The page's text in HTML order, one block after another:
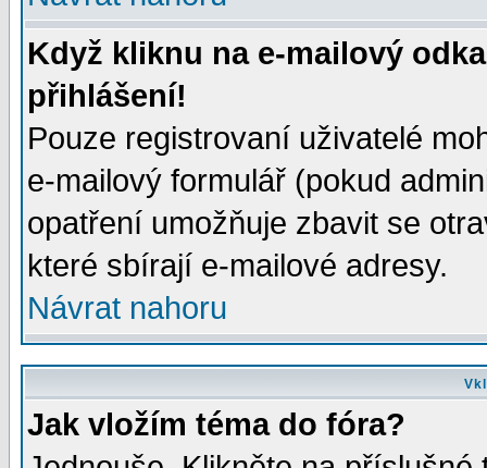
Když kliknu na e-mailový
přihlášení!
Pouze registrovaní uživatelé
e-mailový formulář (pokud
opatření umožňuje zbavit se
které sbírají e-mailové adresy.
Návrat nahoru
Jak vložím téma do fóra?